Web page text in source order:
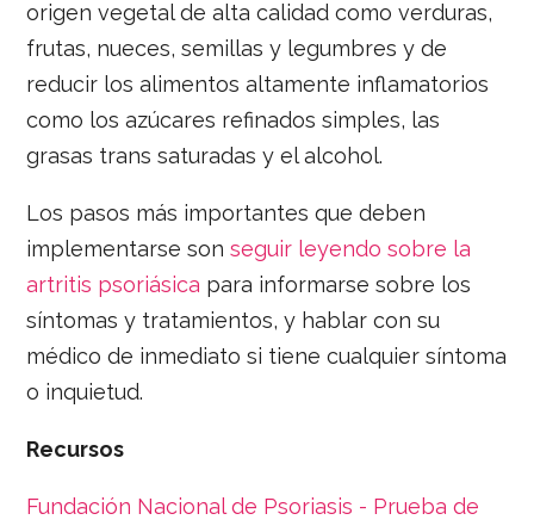
origen vegetal de alta calidad como verduras,
frutas, nueces, semillas y legumbres y de
reducir los alimentos altamente inflamatorios
como los azúcares refinados simples, las
grasas trans saturadas y el alcohol.
Los pasos más importantes que deben
implementarse son seguir leyendo sobre la
artritis psoriásica para informarse sobre los
síntomas y tratamientos, y hablar con su
médico de inmediato si tiene cualquier síntoma
o inquietud.
Recursos
Fundación Nacional de Psoriasis - Prueba de